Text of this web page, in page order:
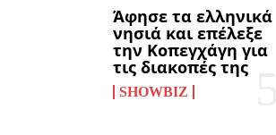
Άφησε τα ελληνικά
νησιά και επέλεξε
την Κοπεγχάγη για
τις διακοπές της
SHOWBIZ